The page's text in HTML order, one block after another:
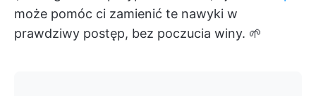
może pomóc ci zamienić te nawyki w
prawdziwy postęp, bez poczucia winy. 🌱